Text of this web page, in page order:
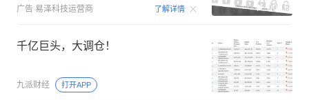
广告 易泽科技运营商 了解详情 00:15
千亿巨头，大调仓！
九派财经 打开APP